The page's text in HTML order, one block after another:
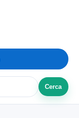
Cerca